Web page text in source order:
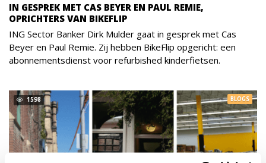
IN GESPREK MET CAS BEYER EN PAUL REMIE,
OPRICHTERS VAN BIKEFLIP
ING Sector Banker Dirk Mulder gaat in gesprek met Cas
Beyer en Paul Remie. Zij hebben BikeFlip opgericht: een
abonnementsdienst voor refurbished kinderfietsen.
1598 BLOGS